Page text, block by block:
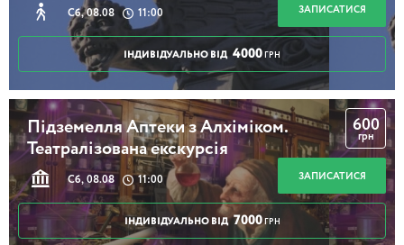
Сб, 08.08 11:00 ЗАПИСАТИСЯ
ІНДИВІДУАЛЬНО ВІД 4000 ГРН
Підземелля Аптеки з Алхіміком.
Театралізована екскурсія
Сб, 08.08 11:00
600
грн
ЗАПИСАТИСЯ
ІНДИВІДУАЛЬНО ВІД 7000 ГРН